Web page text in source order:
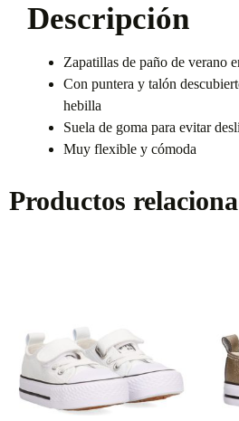
Descripción
Zapatillas de paño de verano
Con puntera y talón
hebilla
Suela de goma para evitar
Muy flexible y cómoda
Productos